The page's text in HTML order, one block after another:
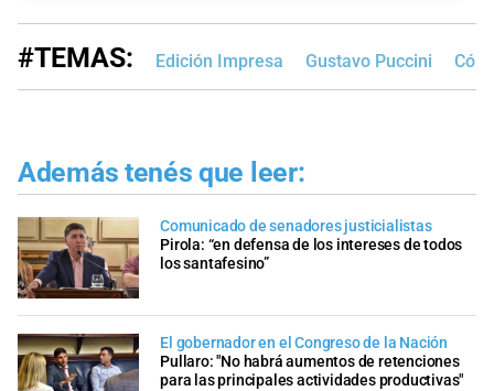
#TEMAS: Edición Impresa Gustavo Puccini
Además tenés que leer:
Comunicado de senadores justicialistas
Pirola: “en defensa de los intereses de todos
los santafesino”
El gobernador en el Congreso de la Nación
Pullaro: "No habrá aumentos de retenciones
para las principales actividades productivas"